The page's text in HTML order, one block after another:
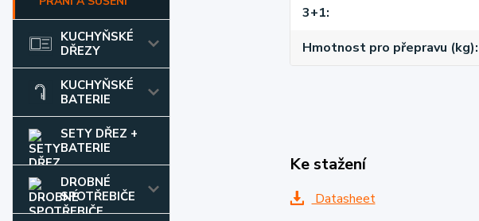
KUCHYŇSKÉ
DŘEZY
KUCHYŇSKÉ
BATERIE
SETY DŘEZ +
BATERIE
DROBNÉ
SPOTŘEBIČE
3+1
Hmotnost pro přepravu (kg)
Ke stažení
Datasheet